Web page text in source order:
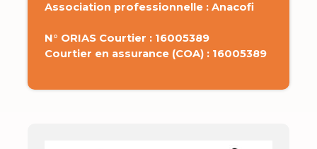
Association professionnelle : Anacofi
N° ORIAS Courtier : 16005389
Courtier en assurance (COA) : 16005389